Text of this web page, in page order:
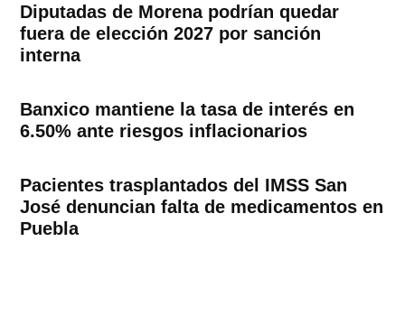
Diputadas de Morena podrían quedar
fuera de elección 2027 por sanción
interna
Banxico mantiene la tasa de interés en
6.50% ante riesgos inflacionarios
Pacientes trasplantados del IMSS San
José denuncian falta de medicamentos en
Puebla